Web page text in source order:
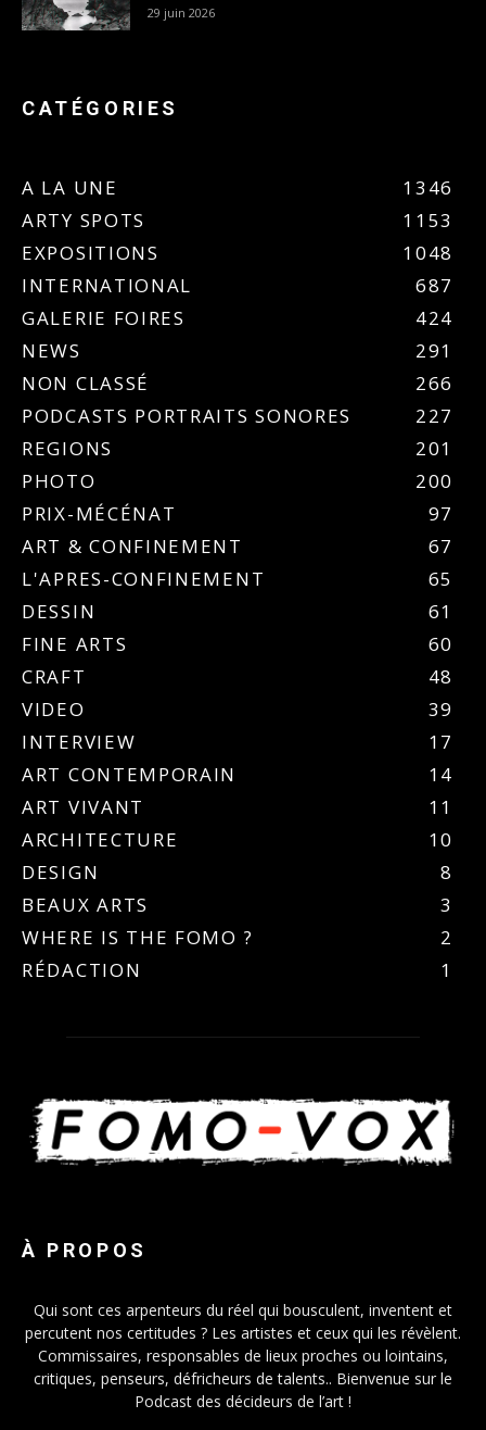
29 juin 2026
CATÉGORIES
A LA UNE
1346
ARTY SPOTS
1153
EXPOSITIONS
1048
INTERNATIONAL
687
GALERIE FOIRES
424
NEWS
291
NON CLASSÉ
266
PODCASTS PORTRAITS SONORES
227
REGIONS
201
PHOTO
200
PRIX-MÉCÉNAT
97
ART & CONFINEMENT
67
L'APRES-CONFINEMENT
65
DESSIN
61
FINE ARTS
60
CRAFT
48
VIDEO
39
INTERVIEW
17
ART CONTEMPORAIN
14
ART VIVANT
11
ARCHITECTURE
10
DESIGN
8
BEAUX ARTS
3
WHERE IS THE FOMO ?
2
RÉDACTION
1
À PROPOS
Qui sont ces arpenteurs du réel qui bousculent, inventent et
percutent nos certitudes ? Les artistes et ceux qui les révèlent.
Commissaires, responsables de lieux proches ou lointains,
critiques, penseurs, défricheurs de talents.. Bienvenue sur le
Podcast des décideurs de l’art !